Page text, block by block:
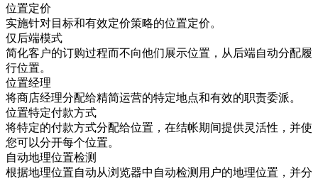
位置定价
实施针对目标和有效定价策略的位置定价。
仅后端模式
简化客户的订购过程而不向他们展示位置，从后端自动分配履
行位置。
位置经理
将商店经理分配给精简运营的特定地点和有效的职责委派。
位置特定付款方式
将特定的付款方式分配给位置，在结帐期间提供灵活性，并使
您可以分开每个位置。
自动地理位置检测
根据地理位置自动从浏览器中自动检测用户的地理位置，并分